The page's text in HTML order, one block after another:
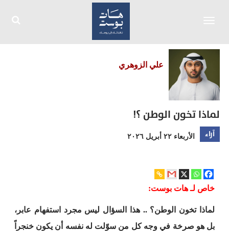
علي الزوهري
لماذا تخون الوطن ؟!
آراء الأربعاء ٢٢ أبريل ٢٠٢٦
خاص لـ هات بوست:
لماذا تخون الوطن؟ .. هذا السؤال ليس مجرد استفهام عابر،
بل هو صرخة في وجه كل من سوّلت له نفسه أن يكون خنجراً